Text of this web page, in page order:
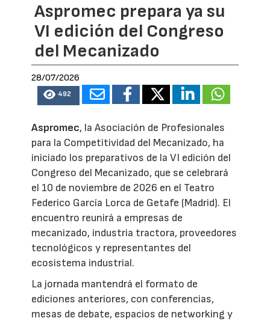
Aspromec prepara ya su
VI edición del Congreso
del Mecanizado
28/07/2026
492
Aspromec, la Asociación de Profesionales
para la Competitividad del Mecanizado, ha
iniciado los preparativos de la VI edición del
Congreso del Mecanizado, que se celebrará
el 10 de noviembre de 2026 en el Teatro
Federico García Lorca de Getafe (Madrid). El
encuentro reunirá a empresas de
mecanizado, industria tractora, proveedores
tecnológicos y representantes del
ecosistema industrial.
La jornada mantendrá el formato de
ediciones anteriores, con conferencias,
mesas de debate, espacios de networking y